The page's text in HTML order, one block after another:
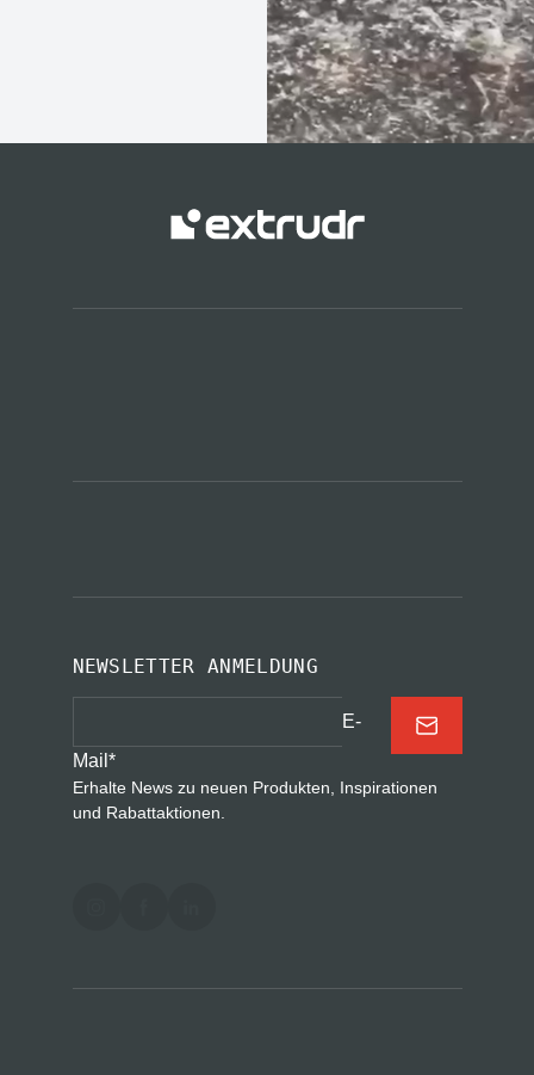
NEWSLETTER ANMELDUNG
E-
Mail *
Erhalte News zu neuen Produkten, Inspirationen
und Rabattaktionen.